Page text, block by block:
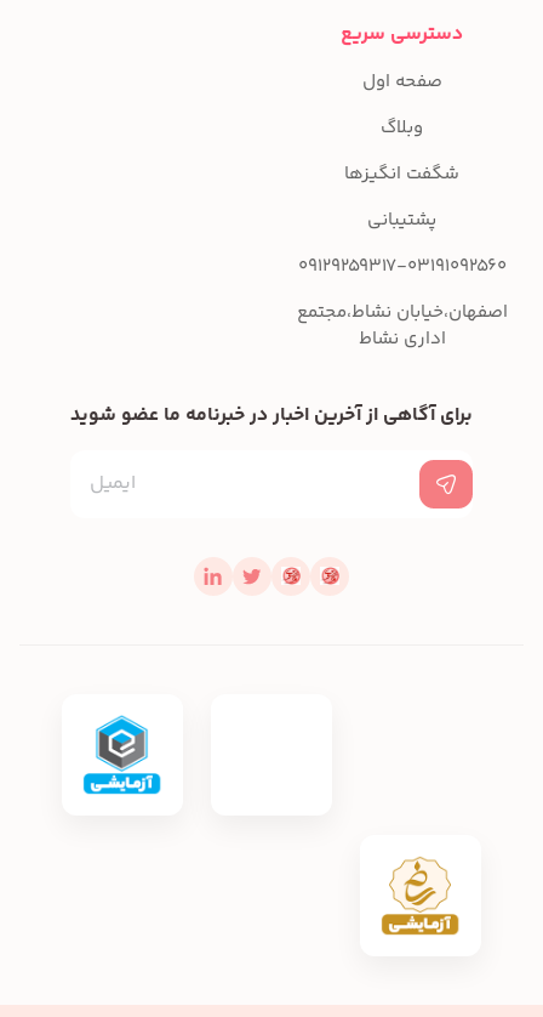
دسترسی سریع
صفحه اول
وبلاگ
شگفت انگیزها
پشتیبانی
09129259317-03191092560
اصفهان،خیابان نشاط،مجتمع
اداری نشاط
برای آگاهی از آخرین اخبار در خبرنامه ما عضو شوید